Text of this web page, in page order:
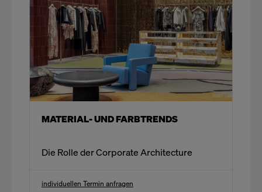
MATERIAL- UND FARBTRENDS
Die Rolle der Corporate Architecture
individuellen Termin anfragen